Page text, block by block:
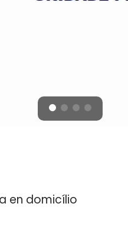
en domicílio